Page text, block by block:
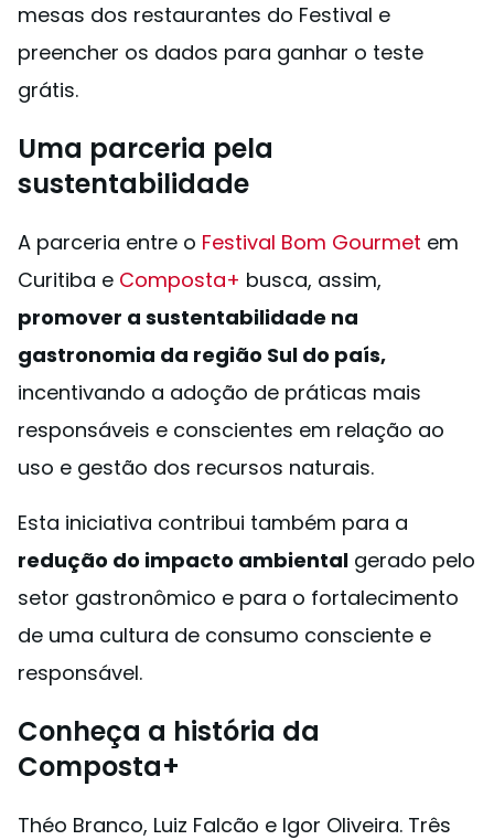
mesas dos restaurantes do Festival e
preencher os dados para ganhar o teste
grátis.
Uma parceria pela
sustentabilidade
A parceria entre o Festival Bom Gourmet em
Curitiba e Composta+ busca, assim,
promover a sustentabilidade na
gastronomia da região Sul do país,
incentivando a adoção de práticas mais
responsáveis e conscientes em relação ao
uso e gestão dos recursos naturais.
Esta iniciativa contribui também para a
redução do impacto ambiental gerado pelo
setor gastronômico e para o fortalecimento
de uma cultura de consumo consciente e
responsável.
Conheça a história da
Composta+
Théo Branco, Luiz Falcão e Igor Oliveira. Três